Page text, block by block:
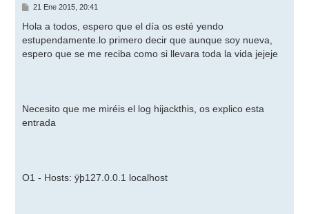
M
n
a
j
e
21 Ene 2015, 20:41
Hola a todos, espero que el día os esté yendo
estupendamente.lo primero decir que aunque soy nueva,
espero que se me reciba como si llevara toda la vida jejeje
Necesito que me miréis el log hijackthis, os explico esta
entrada
O1 - Hosts: ÿþ127.0.0.1 localhost